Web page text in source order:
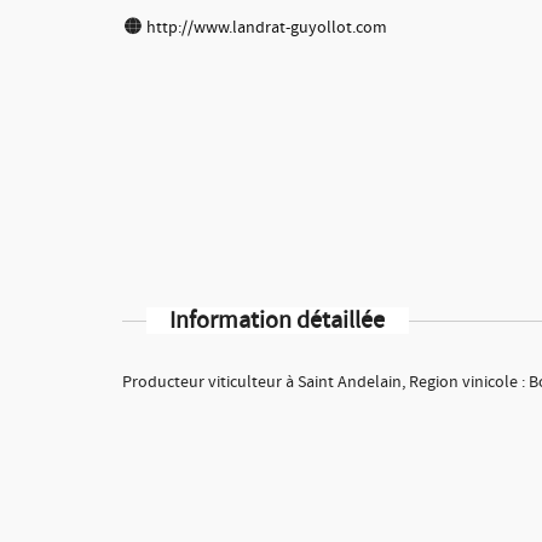
http://www.landrat-guyollot.com
Information détaillée
Producteur viticulteur à Saint Andelain, Region vinicole :